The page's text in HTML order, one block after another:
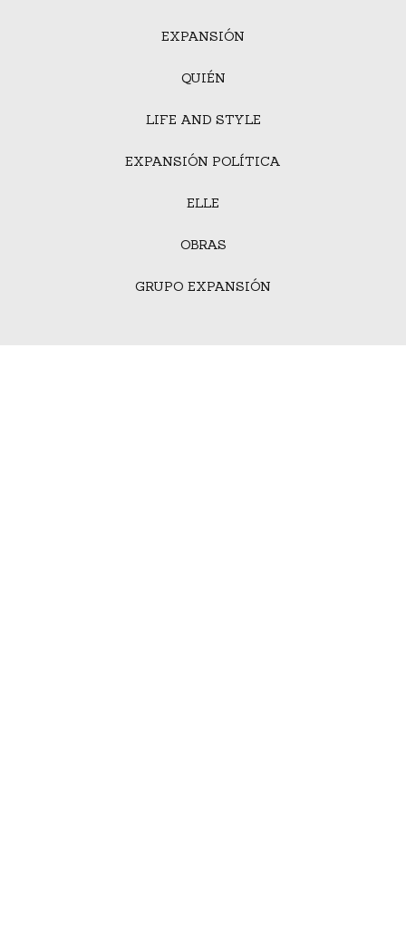
EXPANSIÓN
QUIÉN
LIFE AND STYLE
EXPANSIÓN POLÍTICA
ELLE
OBRAS
GRUPO EXPANSIÓN